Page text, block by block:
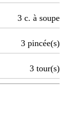
3 c. à soupe
3 pincée(s)
3 tour(s)